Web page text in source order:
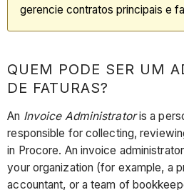
gerencie contratos principais e
QUEM PODE SER UM
DE FATURAS?
An Invoice Administratoris a
responsible for collecting,
in Procore. An invoice
your organization (for example, a
accountant, or a team of